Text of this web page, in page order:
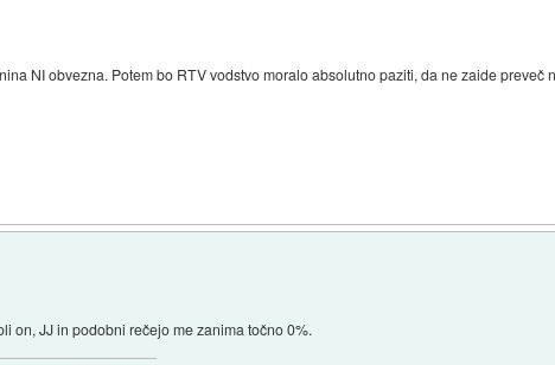
NI obvezna. Potem bo RTV vodstvo moralo absolutno paziti, da ne zaide preveč
on, JJ in podobni rečejo me zanima točno 0%.